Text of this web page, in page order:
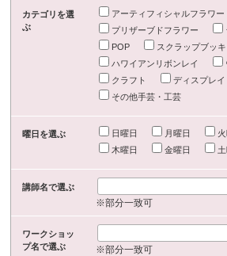
カテゴリを選
ぶ
アーティフィシャルフラワー
プリザーブドフラワー
POP
スクラップブッ
ハワイアンリボンレイ
クラフト
ディスプレイ
その他手芸・工芸
曜日を選ぶ 日曜日 月曜日
木曜日
金曜日
講師名で選ぶ
※部分一致可
ワークショッ
プ名で選ぶ
※部分一致可